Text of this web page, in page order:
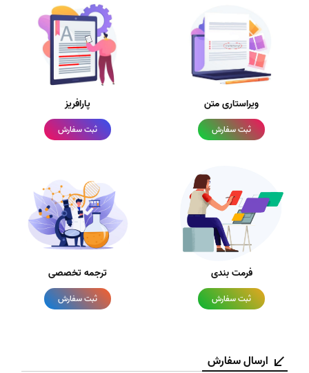
ویراستاری متن
ثبت سفارش
پارافریز
ثبت سفارش
فرمت بندی
ثبت سفارش
ترجمه تخصصی
ثبت سفارش
ارسال سفارش